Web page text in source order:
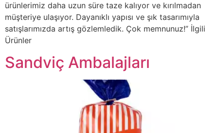
ürünlerimiz daha uzun süre taze kalıyor ve kırılmadan
müşteriye ulaşıyor. Dayanıklı yapısı ve şık tasarımıyla
satışlarımızda artış gözlemledik. Çok memnunuz!” İlgili
Ürünler
Sandviç Ambalajları